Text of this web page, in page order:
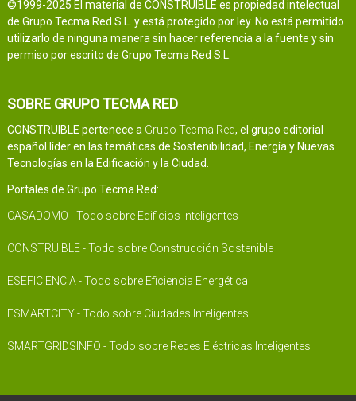
©1999-2025 El material de CONSTRUIBLE es propiedad intelectual
de Grupo Tecma Red S.L. y está protegido por ley. No está permitido
utilizarlo de ninguna manera sin hacer referencia a la fuente y sin
permiso por escrito de Grupo Tecma Red S.L.
SOBRE GRUPO TECMA RED
CONSTRUIBLE pertenece a Grupo Tecma Red, el grupo editorial
español líder en las temáticas de Sostenibilidad, Energía y Nuevas
Tecnologías en la Edificación y la Ciudad.
Portales de Grupo Tecma Red:
CASADOMO - Todo sobre Edificios Inteligentes
CONSTRUIBLE - Todo sobre Construcción Sostenible
ESEFICIENCIA - Todo sobre Eficiencia Energética
ESMARTCITY - Todo sobre Ciudades Inteligentes
SMARTGRIDSINFO - Todo sobre Redes Eléctricas Inteligentes